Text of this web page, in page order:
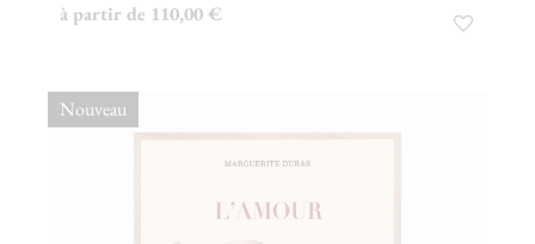
à partir de 110,00 €
Nouveau